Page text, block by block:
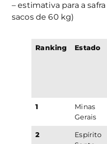
– estimativa para a
sacos de 60 kg)
Ranking Estado
1
Minas
Gerais
2
Espírito